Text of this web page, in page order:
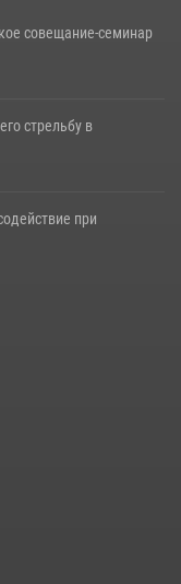
совещание-семинар
стрельбу в
при